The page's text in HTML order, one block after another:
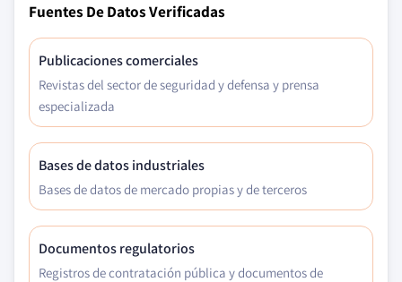
Fuentes De Datos Verificadas
Publicaciones comerciales
Revistas del sector de seguridad y defensa y prensa
especializada
Bases de datos industriales
Bases de datos de mercado propias y de terceros
Documentos regulatorios
Registros de contratación pública y documentos de